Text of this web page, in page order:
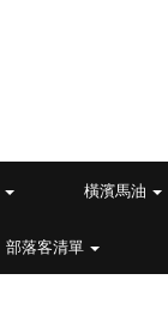
橫濱馬油
部落客清單